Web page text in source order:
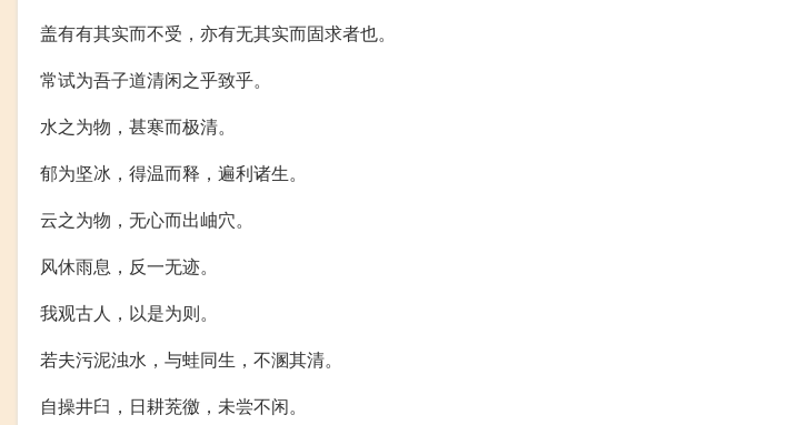
盖有有其实而不受，亦有无其实而固求者也。
常试为吾子道清闲之乎致乎。
水之为物，甚寒而极清。
郁为坚冰，得温而释，遍利诸生。
云之为物，无心而出岫穴。
风休雨息，反一无迹。
我观古人，以是为则。
若夫污泥浊水，与蛙同生，不溷其清。
自操井臼，日耕茺徼，未尝不闲。